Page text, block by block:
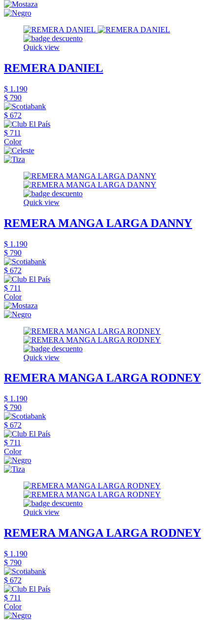
Quick view
REMERA DANIEL
$ 1.190
$ 790
$ 672
$ 711
Color
Quick view
REMERA MANGA LARGA DANNY
$ 1.190
$ 790
$ 672
$ 711
Color
Quick view
REMERA MANGA LARGA RODNEY
$ 1.190
$ 790
$ 672
$ 711
Color
Quick view
REMERA MANGA LARGA RODNEY
$ 1.190
$ 790
$ 672
$ 711
Color